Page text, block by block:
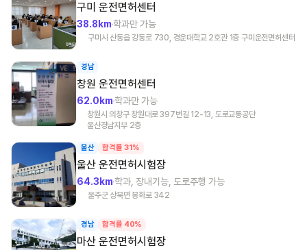
구미 운전면허센터
38.8km학과만 가능
구미시 산동읍 강동로 730, 경운대학교 2호관 1층 구미운전면허센터
경남
창원 운전면허센터
62.0km학과만 가능
창원시 의창구 창원대로 397번길 12-13, 도로교통공단
울산경남지부 2층
울산 합격률 31%
울산 운전면허시험장
64.3km학과, 장내기능, 도로주행 가능
울주군 상북면 봉화로 342
경남 합격률 40%
마산 운전면허시험장